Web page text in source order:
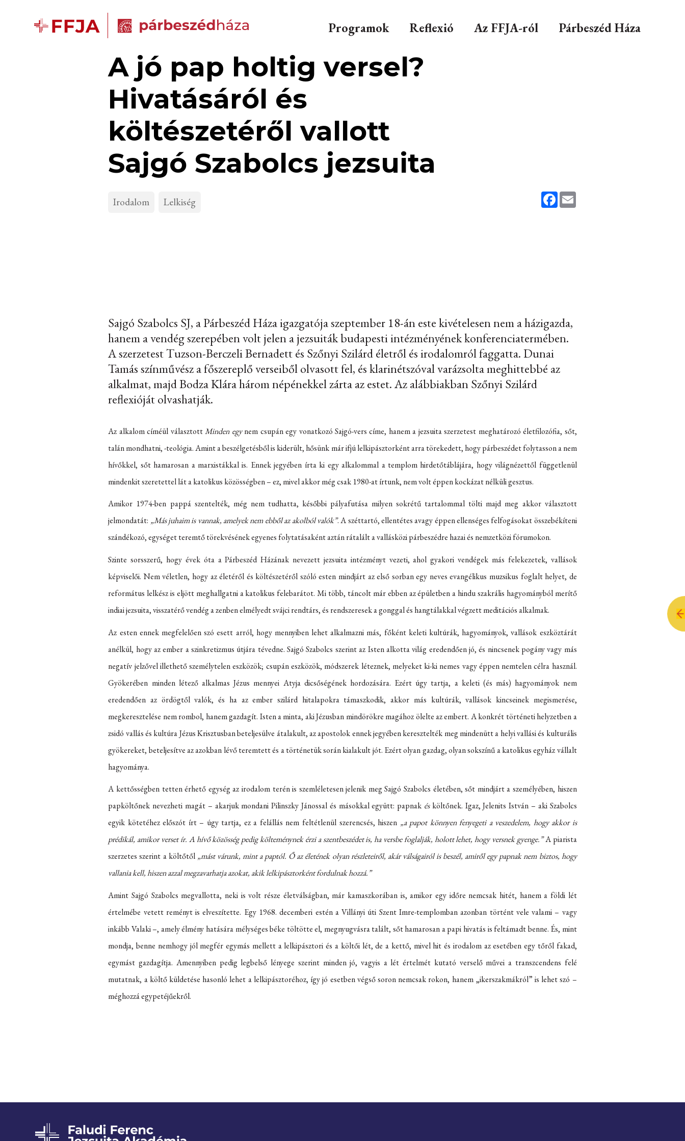
Programok Reflexió Az FFJA-ról Párbeszéd Háza
A jó pap holtig versel?
Hivatásáról és
költészetéről vallott
Sajgó Szabolcs jezsuita
Facebook
Email
Irodalom Lelkiség
Sajgó Szabolcs SJ, a Párbeszéd Háza igazgatója szeptember 18-án este kivételesen nem a házigazda,
hanem a vendég szerepében volt jelen a jezsuiták budapesti intézményének konferenciatermében.
A szerzetest Tuzson-Berczeli Bernadett és Szőnyi Szilárd életről és irodalomról faggatta. Dunai
Tamás színművész a főszereplő verseiből olvasott fel, és klarinétszóval varázsolta meghittebbé az
alkalmat, majd Bodza Klára három népénekkel zárta az estet. Az alábbiakban Szőnyi Szilárd
reflexióját olvashatják.
Az alkalom címéül választottMinden egynem csupán egy vonatkozó Sajgó-vers címe, hanem a jezsuita szerzetest meghatározó életfilozófia, sőt,
talán mondhatni, -teológia. Amint a beszélgetésből is kiderült, hősünk már ifjú lelkipásztorként arra törekedett, hogy párbeszédet folytasson a nem
hívőkkel, sőt hamarosan a marxistákkal is. Ennek jegyében írta ki egy alkalommal a templom hirdetőtáblájára, hogy világnézettől függetlenül
mindenkit szeretettel lát a katolikus közösségben – ez, mivel akkor még csak 1980-at írtunk, nem volt éppen kockázat nélküli gesztus.
Amikor 1974-ben pappá szentelték, még nem tudhatta, későbbi pályafutása milyen sokrétű tartalommal tölti majd meg akkor választott
jelmondatát: „Más juhaim is vannak, amelyek nem ebből az akolból valók”. A széttartó, ellentétes avagy éppen ellenséges felfogásokat összebékíteni
szándékozó, egységet teremtő törekvésének egyenes folytatásaként aztán rátalált a vallásközi párbeszédre hazai és nemzetközi fórumokon.
Szinte sorsszerű, hogy évek óta a Párbeszéd Házának nevezett jezsuita intézményt vezeti, ahol gyakori vendégek más felekezetek, vallások
képviselői. Nem véletlen, hogy az életéről és költészetéről szóló esten mindjárt az első sorban egy neves evangélikus muzsikus foglalt helyet, de
református lelkész is eljött meghallgatni a katolikus felebarátot. Mi több, táncolt már ebben az épületben a hindu szakrális hagyományból merítő
indiai jezsuita, visszatérő vendég a zenben elmélyedt svájci rendtárs, és rendszeresek a gonggal és hangtálakkal végzett meditációs alkalmak.
Az esten ennek megfelelően szó esett arról, hogy mennyiben lehet alkalmazni más, főként keleti kultúrák, hagyományok, vallások eszköztárát
anélkül, hogy az ember a szinkretizmus útjára tévedne. Sajgó Szabolcs szerint az Isten alkotta világ eredendően jó, és nincsenek pogány vagy más
negatív jelzővel illethető személytelen eszközök; csupán eszközök, módszerek léteznek, melyeket ki-ki nemes vagy éppen nemtelen célra használ.
Gyökerében minden létező alkalmas Jézus mennyei Atyja dicsőségének hordozására. Ezért úgy tartja, a keleti (és más) hagyományok nem
eredendően az ördögtől valók, és ha az ember szilárd hitalapokra támaszkodik, akkor más kultúrák, vallások kincseinek megismerése,
megkeresztelése nem rombol, hanem gazdagít. Isten a minta, aki Jézusban mindörökre magához ölelte az embert. A konkrét történeti helyzetben a
zsidó vallás és kultúra Jézus Krisztusban beteljesülve átalakult, az apostolok ennek jegyében keresztelték meg mindenütt a helyi vallási és kulturális
gyökereket, beteljesítve az azokban lévő teremtett és a történetük során kialakult jót. Ezért olyan gazdag, olyan sokszínű a katolikus egyház vállalt
hagyománya.
A kettősségben tetten érhető egység az irodalom terén is szemléletesen jelenik meg Sajgó Szabolcs életében, sőt mindjárt a személyében, hiszen
papköltőnek nevezheti magát – akarjuk mondani Pilinszky Jánossal és másokkal együtt: papnak ésköltőnek. Igaz, Jelenits István – aki Szabolcs
egyik kötetéhez előszót írt – úgy tartja, ez a felállás nem feltétlenül szerencsés, hiszen „a papot könnyen fenyegeti a veszedelem, hogy akkor is
prédikál, amikor verset ír. A hívő közösség pedig költeménynek érzi a szentbeszédet is, ha versbe foglalják, holott lehet, hogy versnek gyenge.”A piarista
szerzetes szerint a költőtől „mást várunk, mint a paptól. Ő az életének olyan részleteiről, akár válságairól is beszél, amiről egy papnak nem biztos, hogy
vallania kell, hiszen azzal megzavarhatja azokat, akik lelkipásztorként fordulnak hozzá.”
Amint Sajgó Szabolcs megvallotta, neki is volt része életválságban, már kamaszkorában is, amikor egy időre nemcsak hitét, hanem a földi lét
értelmébe vetett reményt is elveszítette. Egy 1968. decemberi estén a Villányi úti Szent Imre-templomban azonban történt vele valami – vagy
inkább Valaki –, amely élmény hatására mélységes béke töltötte el, megnyugvásra talált, sőt hamarosan a papi hivatás is feltámadt benne. És, mint
mondja, benne nemhogy jól megfér egymás mellett a lelkipásztori és a költői lét, de a kettő, mivel hit és irodalom az esetében egy tőről fakad,
egymást gazdagítja. Amennyiben pedig legbelső lényege szerint minden jó, vagyis a lét értelmét kutató verselő művei a transzcendens felé
mutatnak, a költő küldetése hasonló lehet a lelkipásztoréhoz, így jó esetben végső soron nemcsak rokon, hanem „ikerszakmákról” is lehet szó –
méghozzá egypetéjűekről.